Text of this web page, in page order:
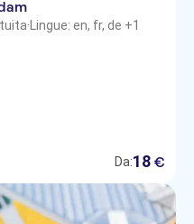
· Lingue: en, fr, de +1
Da:18 €